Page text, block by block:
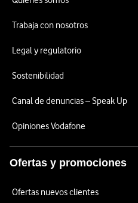
Trabaja con nosotros
Legal y regulatorio
Sostenibilidad
Canal de denuncias – Speak Up
Opiniones Vodafone
Ofertas y promociones
Ofertas nuevos clientes